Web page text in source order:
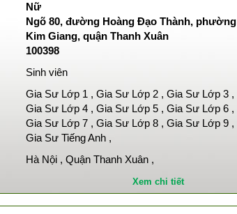
Nữ
Ngõ 80, đường Hoàng Đạo Thành, phường
Kim Giang, quận Thanh Xuân
100398
Sinh viên
Gia Sư Lớp 1 , Gia Sư Lớp 2 , Gia Sư Lớp 3 ,
Gia Sư Lớp 4 , Gia Sư Lớp 5 , Gia Sư Lớp 6 ,
Gia Sư Lớp 7 , Gia Sư Lớp 8 , Gia Sư Lớp 9 ,
Gia Sư Tiếng Anh ,
Hà Nội , Quận Thanh Xuân ,
Xem chi tiết